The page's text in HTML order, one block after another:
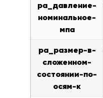
pa_давление-
номинальное-
мпа
pa_размер-в-
сложенном-
состоянии-по-
осям-к